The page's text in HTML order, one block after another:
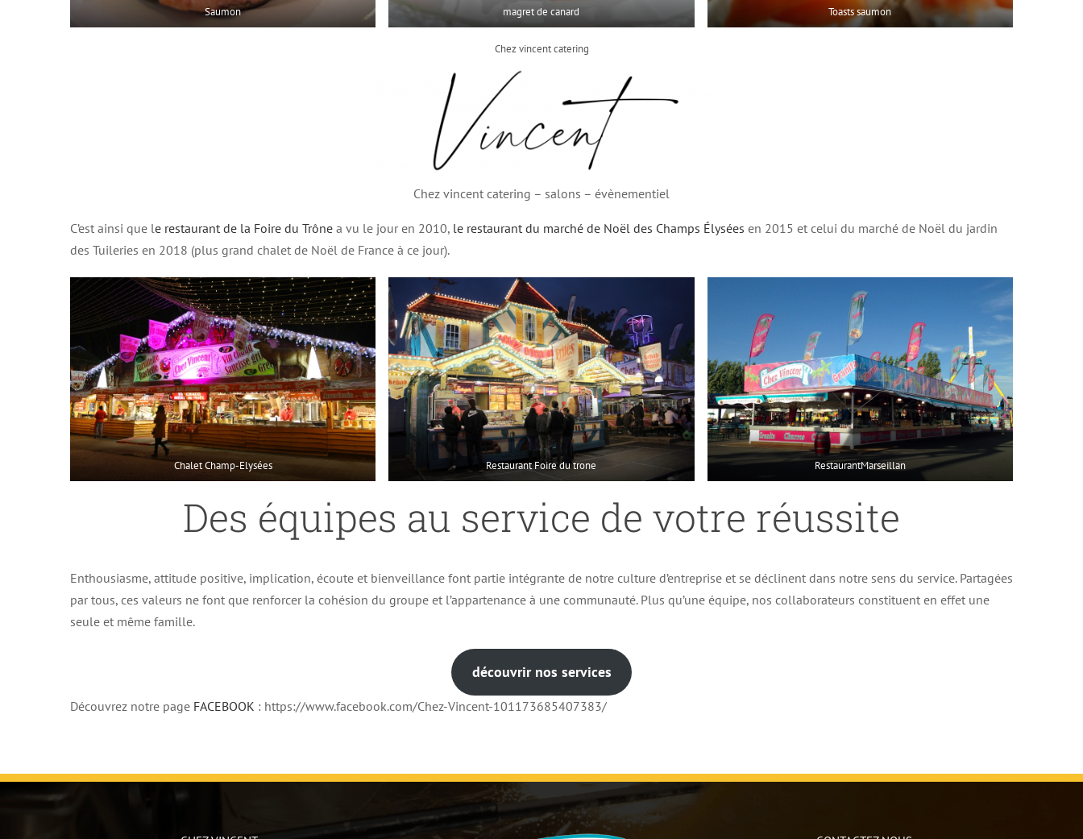
Saumon magret de canard Toasts saumon
Chez vincent catering
Chez vincent catering – salons – évènementiel
C’est ainsi que le restaurant de la Foire du Trône a vu le jour en 2010, le restaurant du marché de Noël des Champs Élysées en 2015 et celui du marché de Noël du jardin
des Tuileries en 2018 (plus grand chalet de Noël de France à ce jour).
Chalet Champ-Elysées Restaurant Foire du trone RestaurantMarseillan
Des équipes au service de votre réussite
Enthousiasme, attitude positive, implication, écoute et bienveillance font partie intégrante de notre culture d’entreprise et se déclinent dans notre sens du service. Partagées
par tous, ces valeurs ne font que renforcer la cohésion du groupe et l’appartenance à une communauté. Plus qu’une équipe, nos collaborateurs constituent en effet une
seule et même famille.
découvrir nos services
Découvrez notre page FACEBOOK : https://www.facebook.com/Chez-Vincent-101173685407383/